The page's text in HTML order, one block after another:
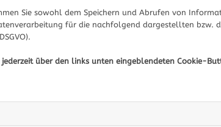
zu warm, können sie leicht verderben. Und
wir den Heimweg schnell antreten.
Schaden nehmen könnten. Zu Hause sollten
Gemüse in das Gemüsefach, darüber Fleisch
dort ist es kühler.
Fragen zum Thema Nachhaltigkeit bei
Sie sowohl dem Speichern und Abrufen von
für die nachfolgend dargestellten bzw.
über den links unten eingeblendeten Cookie-